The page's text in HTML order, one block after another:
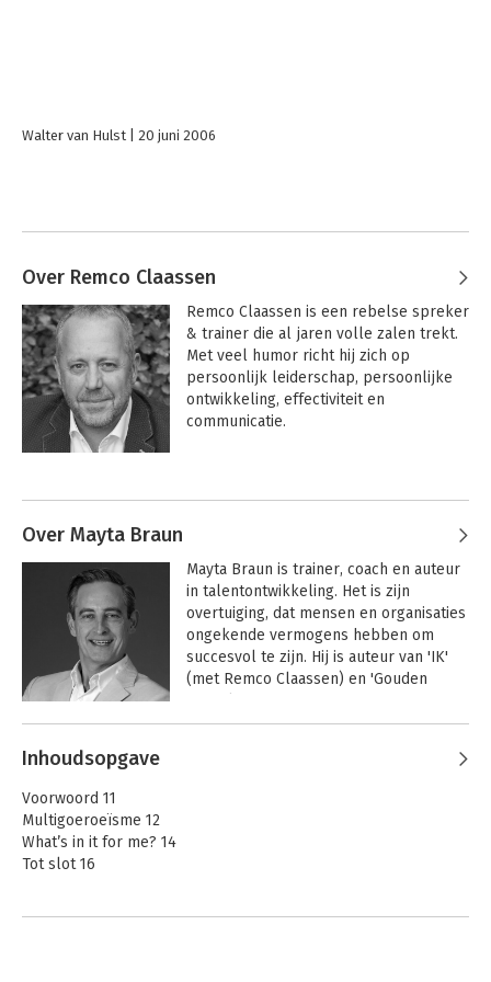
Walter van Hulst 20 juni 2006
Over Remco Claassen
Remco Claassen is een rebelse spreker
& trainer die al jaren volle zalen trekt.
Met veel humor richt hij zich op
persoonlijk leiderschap, persoonlijke
ontwikkeling, effectiviteit en
communicatie.
in staat is zijn publiek meer dan twaalf
uur (!) achtereen op het puntje van hun
stoel te houden en met doe-zin naar
huis te sturen.
Verbaal
Meesterschap
Over Mayta Braun
Mayta Braun is trainer, coach en auteur
in talentontwikkeling. Het is zijn
overtuiging, dat mensen en organisaties
ongekende vermogens hebben om
succesvol te zijn. Hij is auteur van 'IK'
(met Remco Claassen) en 'Gouden
Andere boeken door Mayta Braun
Inhoudsopgave
Voorwoord 11
Multigoeroeïsme 12
What’s in it for me? 14
Tot slot 16